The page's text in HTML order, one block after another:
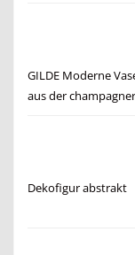
GILDE Moderne
aus der
Dekofigur abstrakt